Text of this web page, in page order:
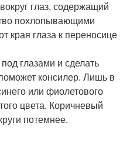
глаз, содержащий
похлопывающими
края глаза к переносице
глазами и сделать
консилер. Лишь в
или фиолетового
цвета. Коричневый
потемнее.